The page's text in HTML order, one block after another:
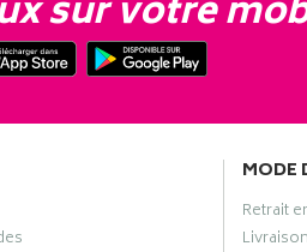
sur votre
MODE
Retrait